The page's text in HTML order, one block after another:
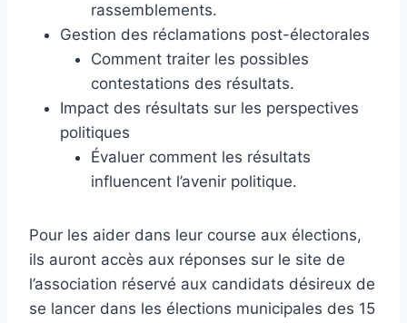
rassemblements.
Gestion des réclamations post-électorales
Comment traiter les possibles
contestations des résultats.
Impact des résultats sur les perspectives
politiques
Évaluer comment les résultats
influencent l’avenir politique.
Pour les aider dans leur course aux élections,
ils auront accès aux réponses sur le site de
l’association réservé aux candidats désireux de
se lancer dans les élections municipales des 15